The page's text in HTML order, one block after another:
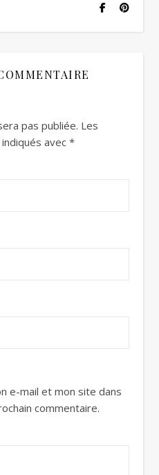
pas publiée. Les
avec *
e-mail et mon site dans
commentaire.